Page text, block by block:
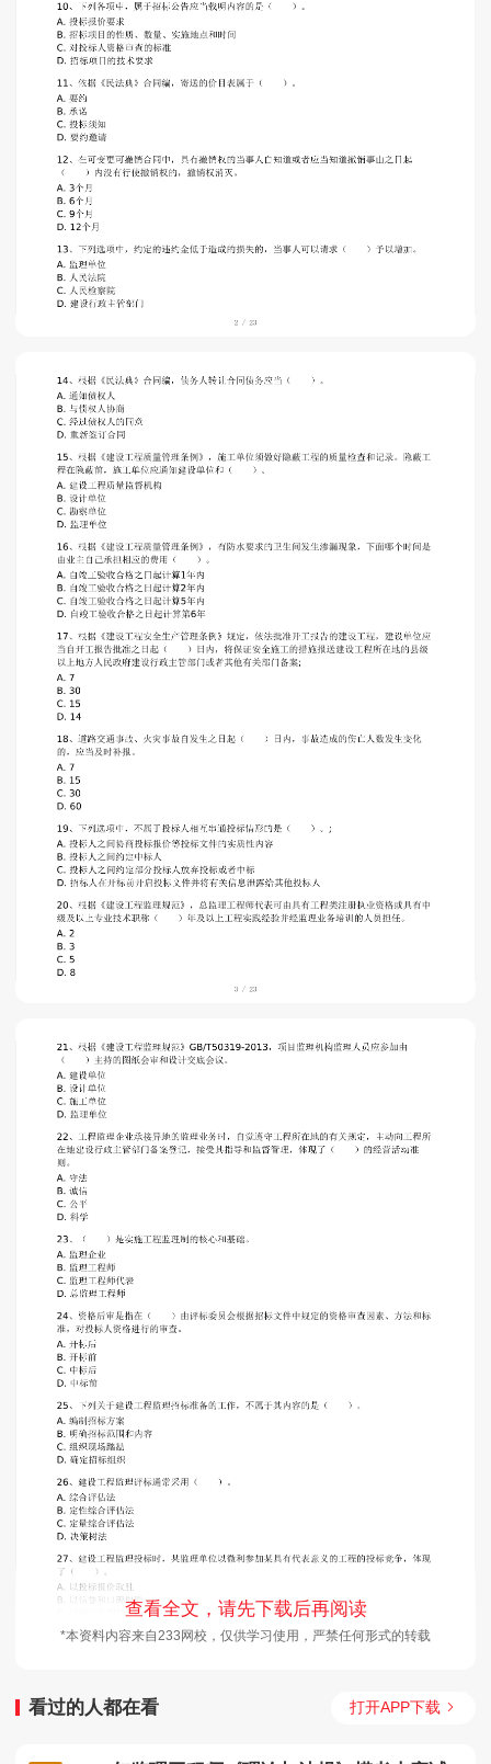
查看全文，请先下载后再阅读
*本资料内容来自233网校，仅供学习使用，严禁任何形式的转载
看过的人都在看 打开APP下载